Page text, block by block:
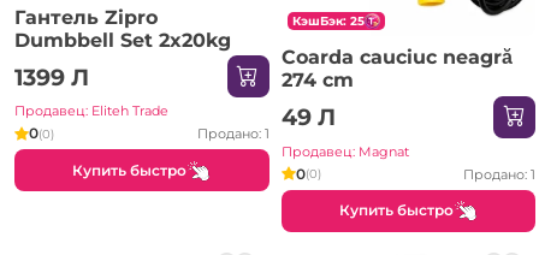
Гантель Zipro
Dumbbell Set 2x20kg
1399 Л
Продавец: Eliteh Trade
0(0) Продано: 1
Купить быстро
КэшБэк: 25
Coarda cauciuc neagră
274 cm
49 Л
Продавец: Magnat
0(0) Продано: 1
Купить быстро